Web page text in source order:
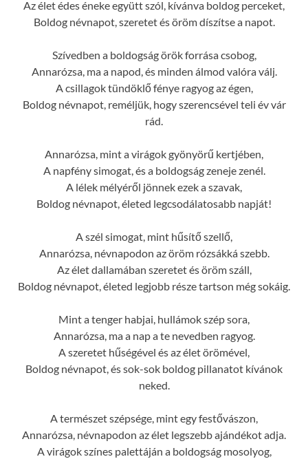
Az élet édes éneke együtt szól, kívánva boldog perceket,
Boldog névnapot, szeretet és öröm díszítse a napot.
Szívedben a boldogság örök forrása csobog,
Annarózsa, ma a napod, és minden álmod valóra válj.
A csillagok tündöklő fénye ragyog az égen,
Boldog névnapot, reméljük, hogy szerencsével teli év vár
rád.
Annarózsa, mint a virágok gyönyörű kertjében,
A napfény simogat, és a boldogság zeneje zenél.
A lélek mélyéről jönnek ezek a szavak,
Boldog névnapot, életed legcsodálatosabb napját!
A szél simogat, mint hűsítő szellő,
Annarózsa, névnapodon az öröm rózsákká szebb.
Az élet dallamában szeretet és öröm száll,
Boldog névnapot, életed legjobb része tartson még sokáig.
Mint a tenger habjai, hullámok szép sora,
Annarózsa, ma a nap a te nevedben ragyog.
A szeretet hűségével és az élet örömével,
Boldog névnapot, és sok-sok boldog pillanatot kívánok
neked.
A természet szépsége, mint egy festővászon,
Annarózsa, névnapodon az élet legszebb ajándékot adja.
A virágok színes palettáján a boldogság mosolyog,